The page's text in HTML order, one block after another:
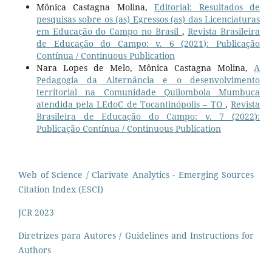
Mônica Castagna Molina,Editorial: Resultados de
pesquisas sobre os (as) Egressos (as) das Licenciaturas
em Educação do Campo no Brasil ,Revista Brasileira
de Educação do Campo: v. 6 (2021): Publicação
Contínua / Continuous Publication
Nara Lopes de Melo, Mônica Castagna Molina, A
Pedagogia da Alternância e o desenvolvimento
territorial na Comunidade Quilombola Mumbuca
atendida pela LEdoC de Tocantinópolis – TO ,Revista
Brasileira de Educação do Campo: v. 7 (2022):
Publicação Contínua / Continuous Publication
Web of Science / Clarivate Analytics - Emerging Sources
Citation Index (ESCI)
JCR 2023
Diretrizes para Autores / Guidelines and Instructions for
Authors